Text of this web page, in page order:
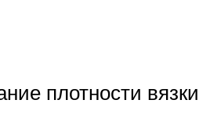
плотности вязки